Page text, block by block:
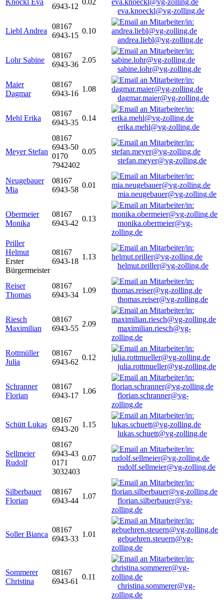
Knöckl Eva
6943-12
0.02
eva.knoeckl@vg-zolling.de
Liebl Andrea
08167
6943-15
0.10
andrea.liebl@vg-zolling.de
Lohr Sabine
08167
6943-36
2.05
sabine.lohr@vg-zolling.de
Maier
Dagmar
08167
6943-16
1.08
dagmar.maier@vg-zolling.de
Mehl Erika
08167
6943-35
0.14
erika.mehl@vg-zolling.de
Meyer Stefan
08167
6943-50
0170
7942402
0.05
stefan.meyer@vg-zolling.de
Neugebauer
Mia
08167
6943-58
0.01
mia.neugebauer@vg-zolling.de
Obermeier
Monika
08167
6943-42
0.13
monika.obermeier@vg-
zolling.de
Priller
Helmut
Erster
Bürgermeister
08167
6943-18
1.13
helmut.priller@vg-zolling.de
Reiser
Thomas
08167
6943-34
1.09
thomas.reiser@vg-zolling.de
Riesch
Maximilian
08167
6943-55
2.09
maximilian.riesch@vg-
zolling.de
Rottmüller
Julia
08167
6943-62
0.12
julia.rottmueller@vg-zolling.de
Schranner
Florian
08167
6943-17
1.06
florian.schranner@vg-
zolling.de
Schütt Lukas
08167
6943-20
1.15
lukas.schuett@vg-zolling.de
Sellmeier
Rudolf
08167
6943-43
0171
3032403
0.07
rudolf.sellmeier@vg-zolling.de
Silberbauer
Florian
08167
6943-44
1.07
florian.silberbauer@vg-
zolling.de
Soller Bianca
08167
6943-33
1.01
gebuehren.steuern@vg-
zolling.de
Sommerer
Christina
08167
6943-61
0.11
christina.sommerer@vg-
zolling.de